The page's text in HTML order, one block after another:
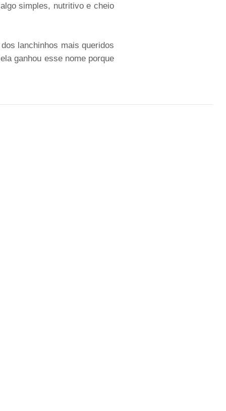
simples, nutritivo e cheio
lanchinhos mais queridos
ganhou esse nome porque